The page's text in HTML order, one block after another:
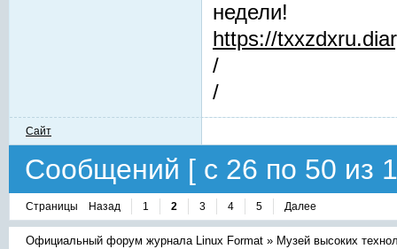
недели!
https://
/
/
Сайт
Сообщений [ с 26 по 50 из
Страницы Назад 1 2 3 4 5 Далее
Официальный форум журнала Linux Format » Музей высоких